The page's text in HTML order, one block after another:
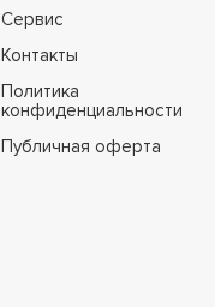
Сервис
Контакты
Политика
конфиденциальности
Публичная оферта